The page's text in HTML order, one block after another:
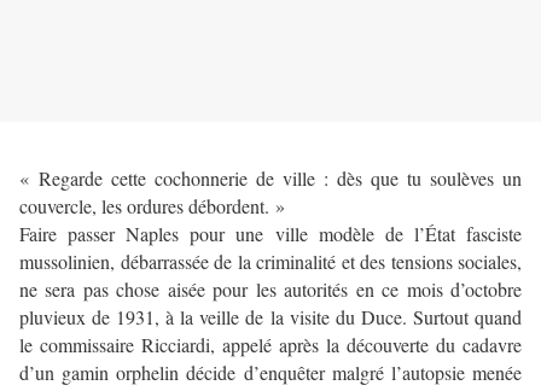
« Regarde cette cochonnerie de ville : dès que tu soulèves un
couvercle, les ordures débordent. »
Faire passer Naples pour une ville modèle de l’État fasciste
mussolinien, débarrassée de la criminalité et des tensions sociales,
ne sera pas chose aisée pour les autorités en ce mois d’octobre
pluvieux de 1931, à la veille de la visite du Duce. Surtout quand
le commissaire Ricciardi, appelé après la découverte du cadavre
d’un gamin orphelin décide d’enquêter malgré l’autopsie menée